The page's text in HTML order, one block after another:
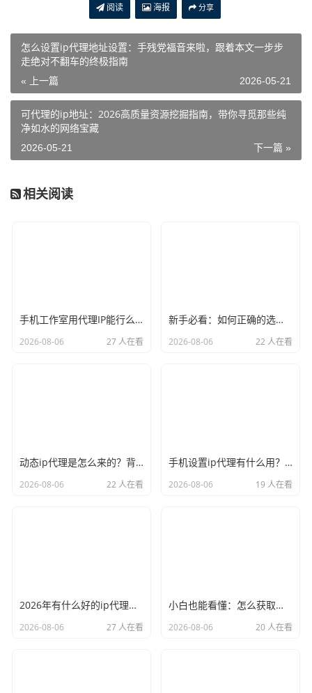
阅读 海报 分享
怎么设置ip代理地址设置：手残党福音来啦，跟着本文一步步
走绝对不翻车的终极指南
« 上一篇 2026-05-21
可代理的ip地址：2026高质量资源挖掘指南，带你寻觅那些纯
净如水的网络宝藏
下一篇 »
2026-05-21
相关阅读
手机工作室用代理IP能行么？过来人的经验告诉你答案
2026-08-06 27 人在看
新手必看：如何正确的选择代理ip软件，别再交智商税了
2026-08-06 22 人在看
动态ip代理是怎么来的？背后的原理比你想象的精彩
2026-08-06 22 人在看
手机设置ip代理有什么用？不只是改定位那么简单
2026-08-06 19 人在看
2026年有什么好的ip代理软件？亲测后我只推荐这几个
2026-08-06 27 人在看
小白也能看懂：怎么获取代理ip和端口号，一步步教会你
2026-08-06 20 人在看